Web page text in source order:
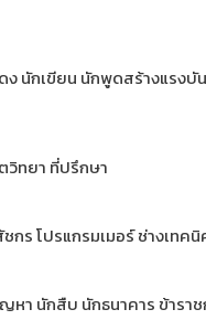
นักเขียน นักพูดสร้างแรงบัน
วิทยา ที่ปรึกษา
กร โปรแกรมเมอร์ ช่างเทคนิ
หา นักสืบ นักธนาคาร ข้าราช